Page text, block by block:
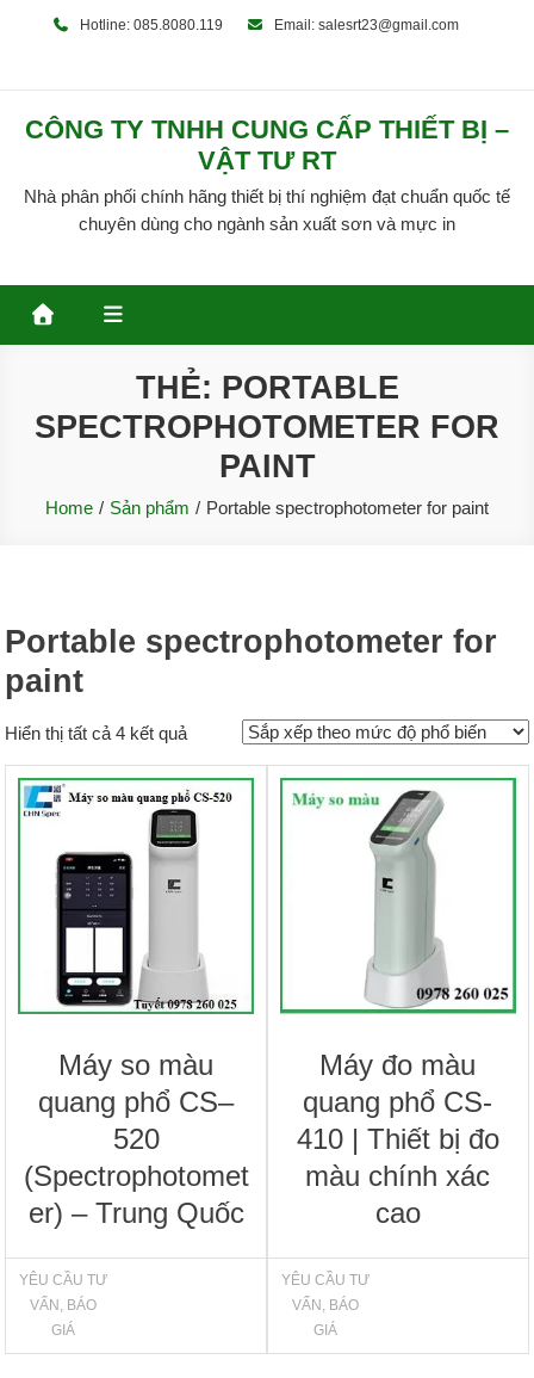
Hotline: 085.8080.119 Email: salesrt23@gmail.com
CÔNG TY TNHH CUNG CẤP THIẾT BỊ –
VẬT TƯ RT
Nhà phân phối chính hãng thiết bị thí nghiệm đạt chuẩn quốc tế
chuyên dùng cho ngành sản xuất sơn và mực in
THẺ: PORTABLE
SPECTROPHOTOMETER FOR
PAINT
Home Sản phẩm Portable spectrophotometer for paint
Portable spectrophotometer for
paint
Hiển thị tất cả 4 kết quảĐã
xếp
theo
mức
Máy so màu
quang phổ CS–
520
(Spectrophotomet
er) – Trung Quốc
YÊU CẦU TƯ
VẤN, BÁO
GIÁ
Máy đo màu
quang phổ CS-
410 | Thiết bị đo
màu chính xác
cao
YÊU CẦU TƯ
VẤN, BÁO
GIÁ